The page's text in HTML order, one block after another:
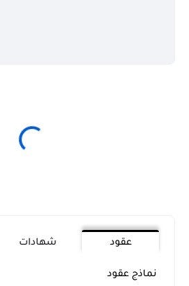
عقود شهادات
نماذج عقود